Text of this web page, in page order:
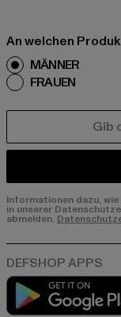
An welchen
MÄNNER
FRAUEN
Informationen dazu,
in unserer
abmelden.